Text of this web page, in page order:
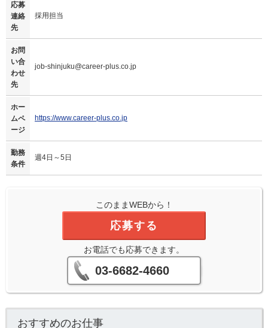
応募
連絡
先
採用担当
お問
い合
わせ
先
job-shinjuku@career-plus.co.jp
ホー
ムペ
ージ
https://www.career-plus.co.jp
勤務
条件
週4日～5日
このままWEBから！
応募する
お電話でも応募できます。
03-6682-4660
おすすめのお仕事